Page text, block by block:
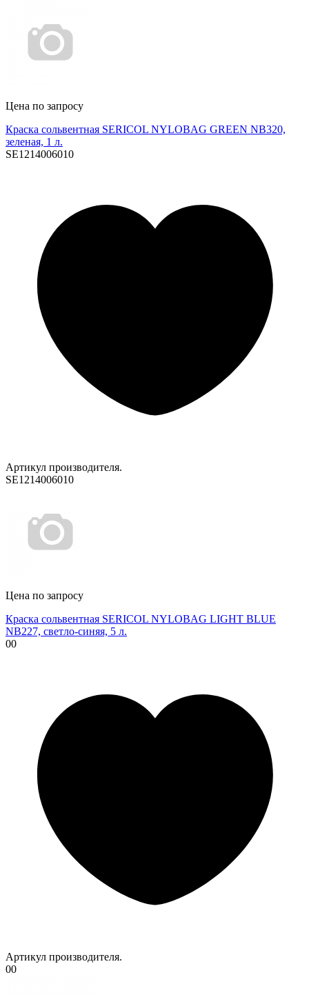
Цена по запросу
Краска сольвентная SERICOL NYLOBAG GREEN NB320,
зеленая, 1 л.
SE1214006010
Артикул производителя.
SE1214006010
Цена по запросу
Краска сольвентная SERICOL NYLOBAG LIGHT BLUE
NB227, светло-синяя, 5 л.
00
Артикул производителя.
00